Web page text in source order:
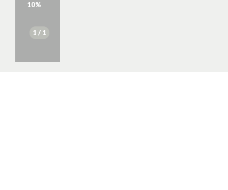
10%
1 / 1